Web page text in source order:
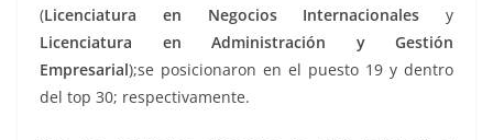
(Licenciatura en Negocios Internacionales y
Licenciatura en Administración y Gestión
Empresarial);se posicionaron en el puesto 19 y dentro
del top 30; respectivamente.